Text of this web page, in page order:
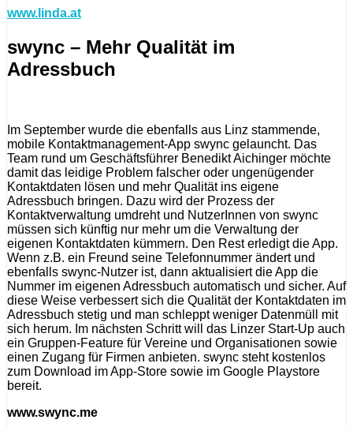
www.linda.at
swync – Mehr Qualität im
Adressbuch
Im September wurde die ebenfalls aus Linz stammende,
mobile Kontaktmanagement-App swync gelauncht. Das
Team rund um Geschäftsführer Benedikt Aichinger möchte
damit das leidige Problem falscher oder ungenügender
Kontaktdaten lösen und mehr Qualität ins eigene
Adressbuch bringen. Dazu wird der Prozess der
Kontaktverwaltung umdreht und NutzerInnen von swync
müssen sich künftig nur mehr um die Verwaltung der
eigenen Kontaktdaten kümmern. Den Rest erledigt die App.
Wenn z.B. ein Freund seine Telefonnummer ändert und
ebenfalls swync-Nutzer ist, dann aktualisiert die App die
Nummer im eigenen Adressbuch automatisch und sicher. Auf
diese Weise verbessert sich die Qualität der Kontaktdaten im
Adressbuch stetig und man schleppt weniger Datenmüll mit
sich herum. Im nächsten Schritt will das Linzer Start-Up auch
ein Gruppen-Feature für Vereine und Organisationen sowie
einen Zugang für Firmen anbieten. swync steht kostenlos
zum Download im App-Store sowie im Google Playstore
bereit.
www.swync.me